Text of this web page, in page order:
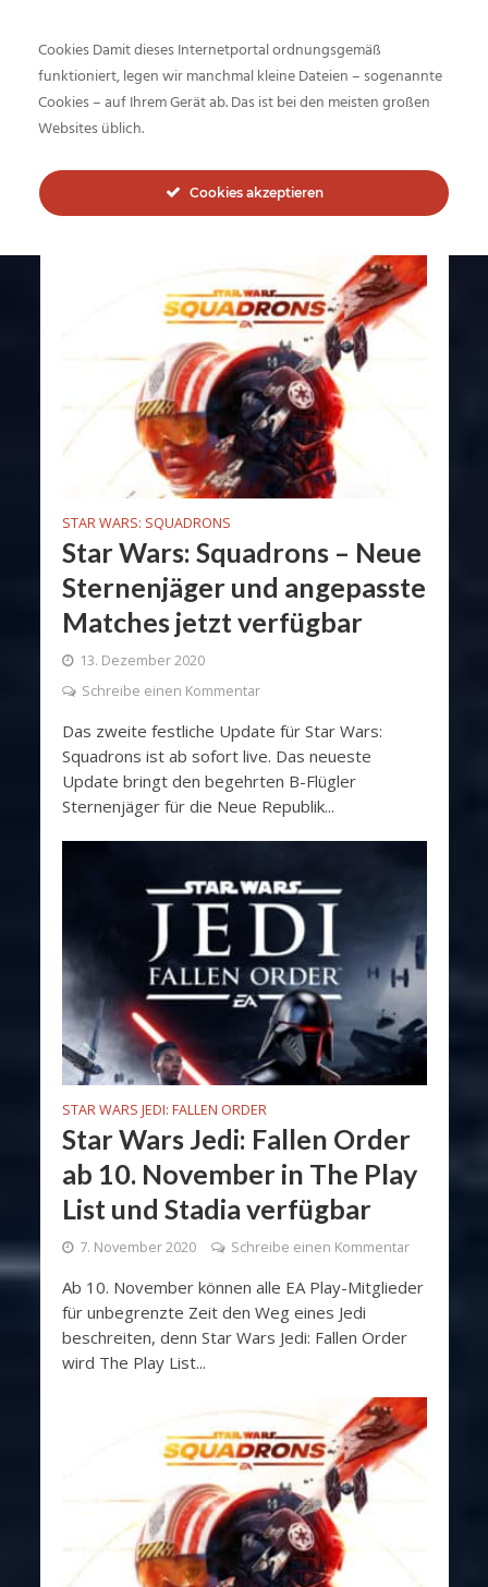
Author - maxx
STAR WARS: SQUADRONS
Star Wars: Squadrons – Neue
Sternenjäger und angepasste
Matches jetzt verfügbar
13. Dezember 2020
Schreibe einen Kommentar
Das zweite festliche Update für Star Wars:
Squadrons ist ab sofort live. Das neueste
Update bringt den begehrten B-Flügler
Sternenjäger für die Neue Republik...
STAR WARS JEDI: FALLEN ORDER
Star Wars Jedi: Fallen Order
ab 10. November in The Play
List und Stadia verfügbar
7. November 2020 Schreibe einen Kommentar
Ab 10. November können alle EA Play-Mitglieder
für unbegrenzte Zeit den Weg eines Jedi
beschreiten, denn Star Wars Jedi: Fallen Order
wird The Play List...
Cookies Damit dieses Internetportal ordnungsgemäß
funktioniert, legen wir manchmal kleine Dateien – sogenannte
Cookies – auf Ihrem Gerät ab. Das ist bei den meisten großen
Websites üblich.
Cookies akzeptieren